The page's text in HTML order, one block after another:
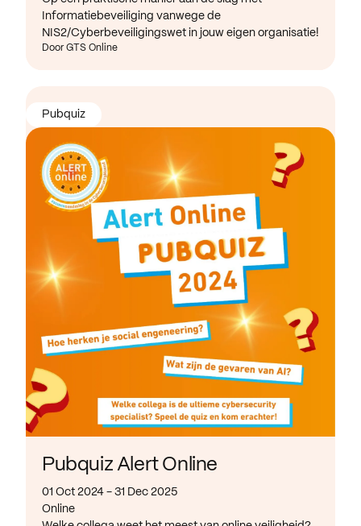
Informatiebeveiliging vanwege de
NIS2/Cyberbeveiligingswet in jouw eigen organisatie!
Door GTS Online
Pubquiz Alert Online
01 Oct 2024 - 31 Dec 2025
Online
Pubquiz